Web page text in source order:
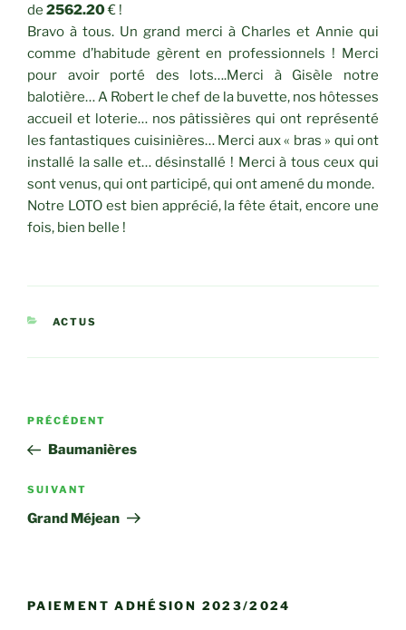
de 2562.20€ !
Bravo à tous. Un grand merci à Charles et Annie qui
comme d’habitude gèrent en professionnels ! Merci
pour avoir porté des lots….Merci à Gisèle notre
balotière… A Robert le chef de la buvette, nos hôtesses
accueil et loterie… nos pâtissières qui ont représenté
les fantastiques cuisinières… Merci aux « bras » qui ont
installé la salle et… désinstallé ! Merci à tous ceux qui
sont venus, qui ont participé, qui ont amené du monde.
Notre LOTO est bien apprécié, la fête était, encore une
fois, bien belle !
CATÉGORIES
ACTUS
Navigation
l’article
Article
précédent
PRÉCÉDENT
Baumanières
Article
suivant
SUIVANT
Grand Méjean
PAIEMENT ADHÉSION 2023/2024